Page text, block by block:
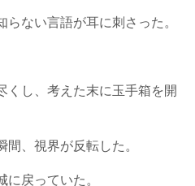
ない言語が耳に刺さった。
くし、考えた末に玉手箱を開
、視界が反転した。
戻っていた。